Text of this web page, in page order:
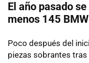
El año pasado
menos 145
Poco después del
piezas sobrantes